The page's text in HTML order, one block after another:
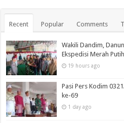
Recent Popular Comments
Wakili Dandim,
Ekspedisi Merah
19 hours ago
Pasi Pers Kodim
ke-69
1 day ago